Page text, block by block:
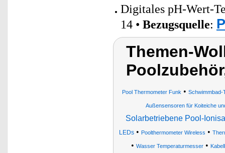
Digitales pH-Wert-
14 • Bezugsquelle:
Themen-
Pool Thermometer Funk • Schwimmbad-
Außensensoren für Koiteiche
Solarbetriebene Pool-
LEDs• Poolthermometer Wireless •
• Wasser Temperaturmesser•